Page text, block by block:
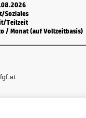
Soziales
Teilzeit
/ Monat (auf Vollzeitbasis)